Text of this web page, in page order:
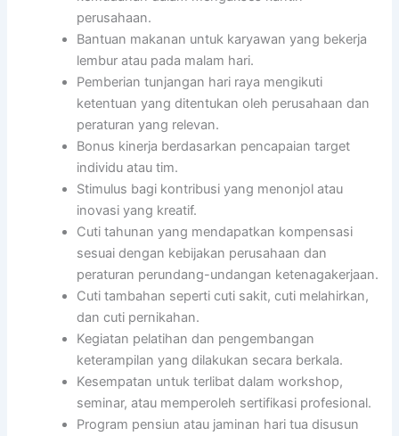
perusahaan.
Bantuan makanan untuk karyawan yang bekerja
lembur atau pada malam hari.
Pemberian tunjangan hari raya mengikuti
ketentuan yang ditentukan oleh perusahaan dan
peraturan yang relevan.
Bonus kinerja berdasarkan pencapaian target
individu atau tim.
Stimulus bagi kontribusi yang menonjol atau
inovasi yang kreatif.
Cuti tahunan yang mendapatkan kompensasi
sesuai dengan kebijakan perusahaan dan
peraturan perundang-undangan ketenagakerjaan.
Cuti tambahan seperti cuti sakit, cuti melahirkan,
dan cuti pernikahan.
Kegiatan pelatihan dan pengembangan
keterampilan yang dilakukan secara berkala.
Kesempatan untuk terlibat dalam workshop,
seminar, atau memperoleh sertifikasi profesional.
Program pensiun atau jaminan hari tua disusun